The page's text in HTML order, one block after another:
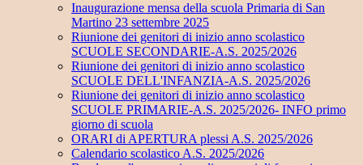
Inaugurazione mensa della scuola Primaria di San
Martino 23 settembre 2025
Riunione dei genitori di inizio anno scolastico
SCUOLE SECONDARIE-A.S. 2025/2026
Riunione dei genitori di inizio anno scolastico
SCUOLE DELL'INFANZIA-A.S. 2025/2026
Riunione dei genitori di inizio anno scolastico
SCUOLE PRIMARIE-A.S. 2025/2026- INFO primo
giorno di scuola
ORARI di APERTURA plessi A.S. 2025/2026
Calendario scolastico A.S. 2025/2026